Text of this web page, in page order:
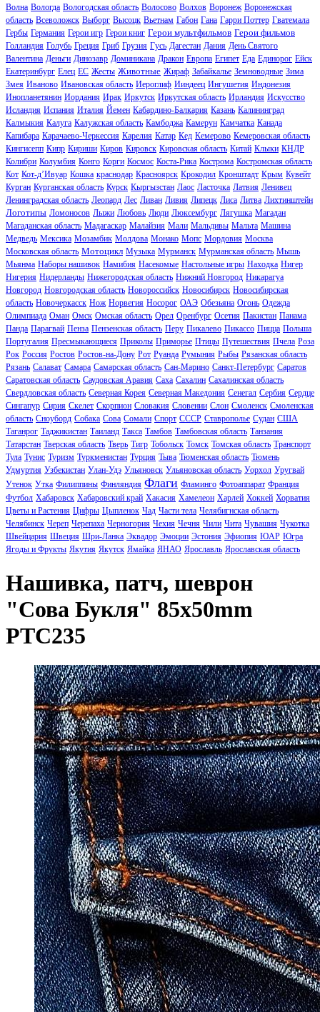
Волна Вологда Вологодская область Волосово Волхов Воронеж Воронежская
область Всеволожск Выборг Высоцк Вьетнам Габон Гана Гарри Поттер Гватемала
Гербы Германия Герои игр Герои книг Герои мультфильмов Герои фильмов
Голландия Голубь Греция Гриб Грузия Гусь Дагестан Дания День Святого
Валентина Деньги Динозавр Доминикана Дракон Европа Египет Еда Единорог Ейск
Екатеринбург Елец ЕС Жесты Животные Жираф Забайкалье Земноводные Зима
Змея Иваново Ивановская область Иероглиф Ииндеец Ингушетия Индонезия
Инопланетянин Иордания Ирак Иркутск Иркутская область Ирландия Искусство
Исландия Испания Италия Йемен Кабардино-Балкария Казань Калининград
Калмыкия Калуга Калужская область Камбоджа Камерун Камчатка Канада
Капибара Карачаево-Черкессия Карелия Катар Кед Кемерово Кемеровская область
Кингисепп Кипр Кириши Киров Кировск Кировская область Китай Клыки КНДР
Колибри Колумбия Конго Корги Космос Коста-Рика Кострома Костромская область
Кот Кот-д’Ивуар Кошка краснодар Красноярск Крокодил Кронштадт Крым Кувейт
Курган Курганская область Курск Кыргызстан Лаос Ласточка Латвия Ленивец
Ленинградская область Леопард Лес Ливан Ливия Липецк Лиса Литва Лихтинштейн
Логотипы Ломоносов Лыжи Любовь Люди Люксембург Лягушка Магадан
Магаданская область Мадагаскар Малайзия Мали Мальдивы Мальта Машина
Медведь Мексика Мозамбик Молдова Монако Мопс Мордовия Москва
Московская область Мотоцикл Музыка Мурманск Мурманская область Мышь
Мьянма Наборы нашивок Намибия Насекомые Настольные игры Находка Нигер
Нигерия Нидерланды Нижегородская область Нижний Новгород Никарагуа
Новгород Новгородская область Новороссийск Новосибирск Новосибирская
область Новочеркасск Нож Норвегия Носорог ОАЭ Обезьяна Огонь Одежда
Олимпиада Оман Омск Омская область Орел Оренбург Осетия Пакистан Панама
Панда Парагвай Пенза Пензенская область Перу Пикалево Пикассо Пицца Польша
Португалия Пресмыкающиеся Приколы Приморье Птицы Путешествия Пчела Роза
Рок Россия Ростов Ростов-на-Дону Рот Руанда Румыния Рыбы Рязанская область
Рязань Салават Самара Самарская область Сан-Марино Санкт-Петербург Саратов
Саратовская область Саудовская Аравия Саха Сахалин Сахалинская область
Свердловская область Северная Корея Северная Македония Сенегал Сербия Сердце
Сингапур Сирия Скелет Скорпион Словакия Словении Слон Смоленск Смоленская
область Сноуборд Собака Сова Сомали Спорт СССР Ставрополье Судан США
Таганрог Таджикистан Таиланд Такса Тамбов Тамбовская область Танзания
Татарстан Тверская область Тверь Тигр Тобольск Томск Томская область Транспорт
Тула Тунис Туризм Туркменистан Турция Тыва Тюменская область Тюмень
Удмуртия Узбекистан Улан-Удэ Ульяновск Ульяновская область Уорхол Уругвай
Утенок Утка Филиппины Финляндия Флаги Фламинго Фотоаппарат Франция
Футбол Хабаровск Хабаровский край Хакасия Хамелеон Харлей Хоккей Хорватия
Цветы и Растения Цифры Цыпленок Чад Части тела Челябигнская область
Челябинск Череп Черепаха Черногория Чехия Чечня Чили Чита Чувашия Чукотка
Швейцария Швеция Шри-Ланка Эквадор Эмоции Эстония Эфиопия ЮАР Югра
Ягоды и Фрукты Якутия Якутск Ямайка ЯНАО Ярославль Ярославская область
Нашивка, патч, шеврон
"Сова Букля" 85x50mm
PTC235